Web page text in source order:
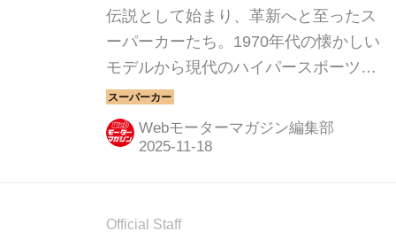
進化させた【スーパーカー
クロニクル・完全版／046】
伝説として始まり、革新へと至ったス
ーパーカーたち。1970年代の懐かしい
モデルから現代のハイパースポーツま
で紹介していこう。今回は、フェラー
リ 612スカリエッティだ。
Webモーターマガジン編集部
Official Staff